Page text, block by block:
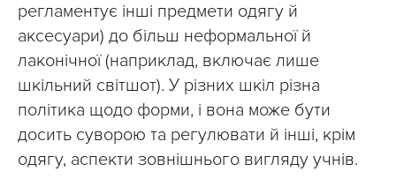
регламентує інші предмети одягу й
аксесуари) до більш неформальної й
лаконічної (наприклад, включає лише
шкільний світшот). У різних шкіл різна
політика щодо форми, і вона може бути
досить суворою та регулювати й інші, крім
одягу, аспекти зовнішнього вигляду учнів.